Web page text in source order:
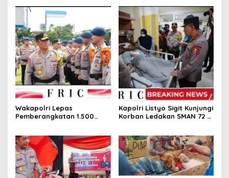
Kesejahteraan Pekerja
Optimal
Wakapolri Lepas
Pemberangkatan 1.500
Bencana Cepat dan Tepat
Kapolri Listyo Sigit Kunjungi
Korban Ledakan SMAN 72 di